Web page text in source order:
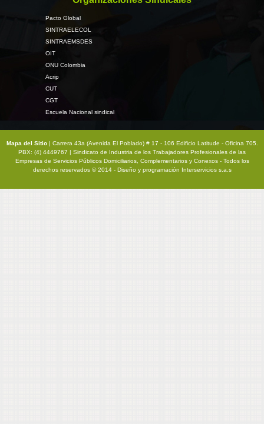
Pacto Global
SINTRAELECOL
SINTRAEMSDES
OIT
ONU Colombia
Acrip
CUT
CGT
Escuela Nacional sindical
Mapa del Sitio | Carrera 43a (Avenida El Poblado) # 17 - 106 Edificio Latitude - Oficina 705.
PBX: (4) 4449767 | Sindicato de Industria de los Trabajadores Profesionales de las
Empresas de Servicios Públicos Domiciliarios, Complementarios y Conexos - Todos los
derechos reservados © 2014 - Diseño y programación Interservicios s.a.s